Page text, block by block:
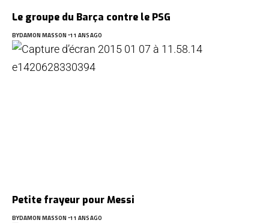
Le groupe du Barça contre le PSG
BYDAMON MASSON 11 ANS AGO
Petite frayeur pour Messi
BYDAMON MASSON 11 ANS AGO